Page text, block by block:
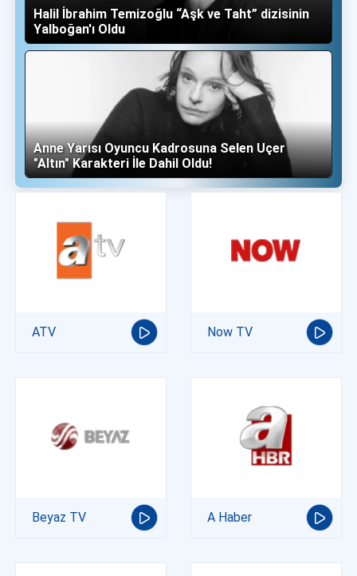
Halil İbrahim Temizoğlu “Aşk ve Taht” dizisinin
Yalboğan'ı Oldu
Anne Yarısı Oyuncu Kadrosuna Selen Uçer
"Altın" Karakteri İle Dahil Oldu!
ATV Now TV
Beyaz TV A Haber